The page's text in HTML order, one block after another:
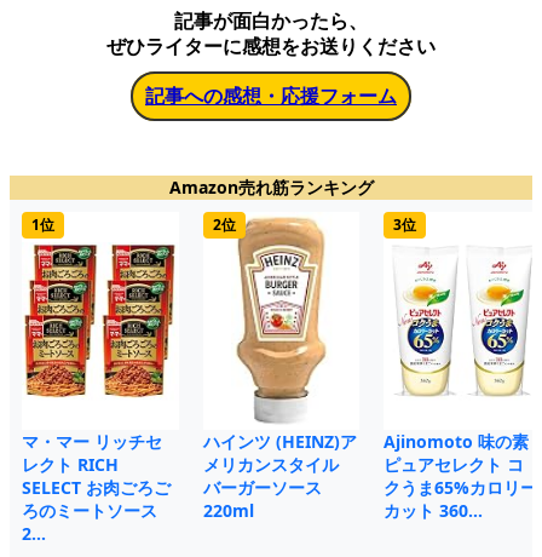
記事が面白かったら、
ぜひライターに感想をお送りください
記事への感想・応援フォーム
Amazon売れ筋ランキング
1位
マ・マー リッチセ
レクト RICH
SELECT お肉ごろご
ろのミートソース
2…
2位
ハインツ (HEINZ)ア
メリカンスタイル
バーガーソース
220ml
3位
Ajinomoto 味の素
ピュアセレクト コ
クうま65%カロリー
カット 360…